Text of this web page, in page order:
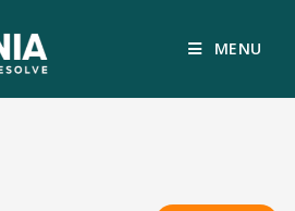
MENU